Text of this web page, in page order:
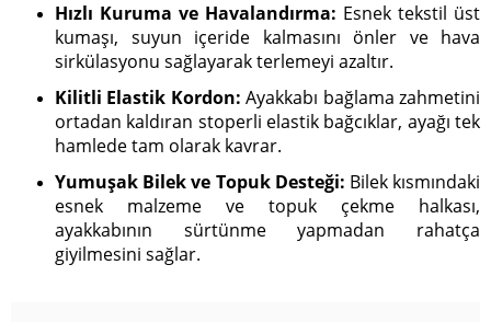
Hızlı Kuruma ve Havalandırma: Esnek tekstil üst
kumaşı, suyun içeride kalmasını önler ve hava
sirkülasyonu sağlayarak terlemeyi azaltır.
Kilitli Elastik Kordon: Ayakkabı bağlama zahmetini
ortadan kaldıran stoperli elastik bağcıklar, ayağı tek
hamlede tam olarak kavrar.
Yumuşak Bilek ve Topuk Desteği: Bilek kısmındaki
esnek malzeme ve topuk çekme halkası,
ayakkabının sürtünme yapmadan rahatça
giyilmesini sağlar.